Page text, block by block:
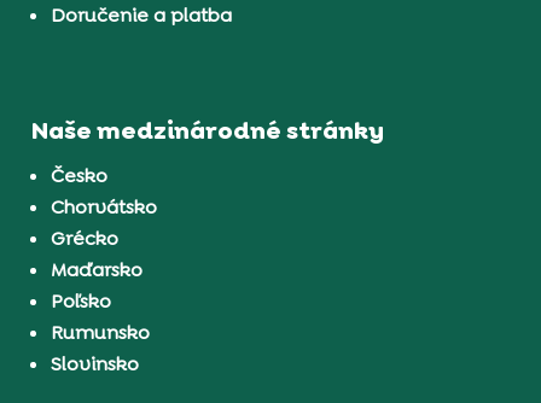
Doručenie a platba
Naše medzinárodné stránky
Česko
Chorvátsko
Grécko
Maďarsko
Poľsko
Rumunsko
Slovinsko